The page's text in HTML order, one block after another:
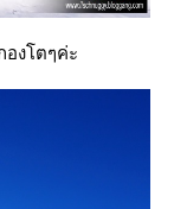
งโตๆค่ะ